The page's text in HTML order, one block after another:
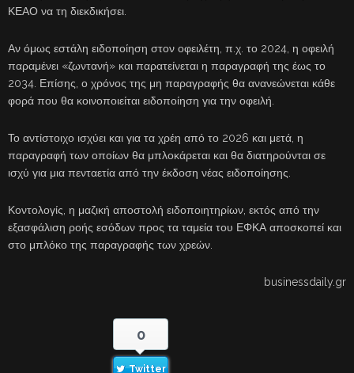
ΚΕΑΟ να τη διεκδικήσει.
Αν όμως εστάλη ειδοποίηση στον οφειλέτη, π.χ. το 2024, η οφειλή
παραμένει «ζωντανή» και παρατείνεται η παραγραφή της έως το
2034. Επίσης, ο χρόνος της μη παραγραφής θα ανανεώνεται κάθε
φορά που θα κοινοποιείται ειδοποίηση για την οφειλή.
Το αντίστοιχο ισχύει και για τα χρέη από το 2026 και μετά, η
παραγραφή των οποίων θα μπλοκάρεται και θα διατηρούνται σε
ισχύ για μια πενταετία από την έκδοση νέας ειδοποίησης.
Κοντολογίς, η μαζική αποστολή ειδοποιητηρίων, εκτός από την
εξασφάλιση ροής εσόδων προς τα ταμεία του ΕΦΚΑ αποσκοπεί και
στο μπλόκο της παραγραφής των χρεών.
businessdaily.gr
0
Twitter